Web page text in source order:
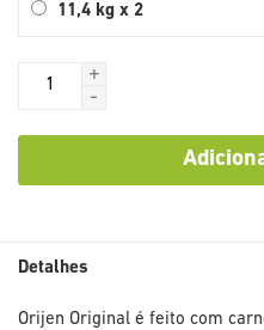
11,4 kg x 2
+
-
Detalhes
Orijen Original é feito com